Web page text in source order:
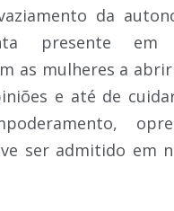
da
presente em
as mulheres a
e até de
ser admitido em